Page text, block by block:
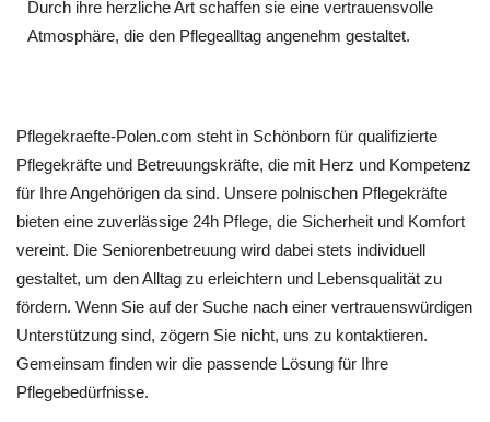
Durch ihre herzliche Art schaffen sie eine vertrauensvolle
Atmosphäre, die den Pflegealltag angenehm gestaltet.
Pflegekraefte-Polen.com steht in Schönborn für qualifizierte
Pflegekräfte und Betreuungskräfte, die mit Herz und Kompetenz
für Ihre Angehörigen da sind. Unsere polnischen Pflegekräfte
bieten eine zuverlässige 24h Pflege, die Sicherheit und Komfort
vereint. Die Seniorenbetreuung wird dabei stets individuell
gestaltet, um den Alltag zu erleichtern und Lebensqualität zu
fördern. Wenn Sie auf der Suche nach einer vertrauenswürdigen
Unterstützung sind, zögern Sie nicht, uns zu kontaktieren.
Gemeinsam finden wir die passende Lösung für Ihre
Pflegebedürfnisse.